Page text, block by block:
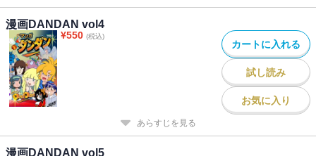
漫画DANDAN vol4
¥550 (税込)
カートに入れる
試し読み
お気に入り
あらすじを見る
漫画DANDAN vol5